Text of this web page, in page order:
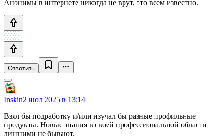
Анонимы в интернете никогда не врут, это всем известно.
Ответить
Inskin2 июл 2025 в 13:14
Взял бы подработку и/или изучал бы разные профильные
продукты. Новые знания в своей профессиональной области
лишними не бывают.